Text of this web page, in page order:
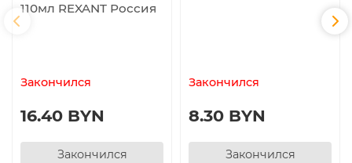
110мл REXANT Россия
Закончился
16.40 BYN
Закончился
Закончился
8.30 BYN
Закончился